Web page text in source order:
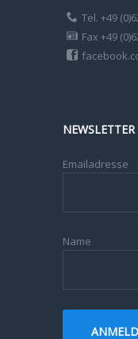
Tel. +49
Fax +49
NEWSLETTER
Emailadresse
Name